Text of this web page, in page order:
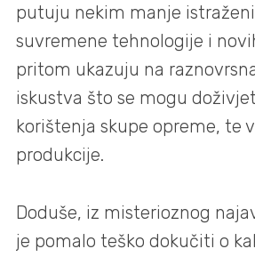
putuju nekim manje
suvremene tehnologije i
pritom ukazuju na
iskustva što se mogu
korištenja skupe opreme, te
produkcije.
Doduše, iz misterioznog
je pomalo teško dokučiti o